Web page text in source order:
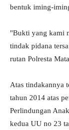
bentuk iming-
"Bukti yang kami
tindak pidana
rutan Polresta
Atas tindakannya
tahun 2014 atas
Perlindungan
kedua UU no 23